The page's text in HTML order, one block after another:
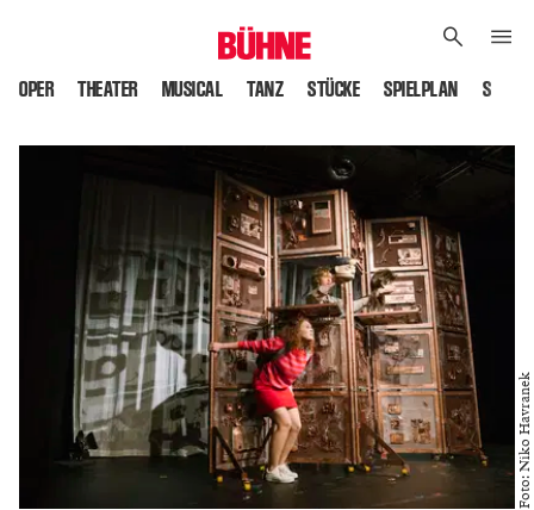
OPER THEATER MUSICAL TANZ STÜCKE SPIELPLAN
Foto: Niko Havranek